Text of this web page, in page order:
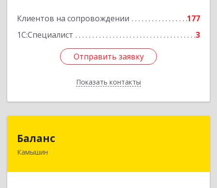
Клиентов на сопровождении
177
1С:Специалист
3
Отправить заявку
Показать контакты
Отправить заявку
Назад
Баланс
Камышин
403876, Волгоградская обл, г.о. город Камышин,